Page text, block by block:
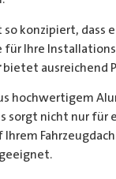
konzipiert, dass
für Ihre
bietet ausreichend
hochwertigem
sorgt nicht nur